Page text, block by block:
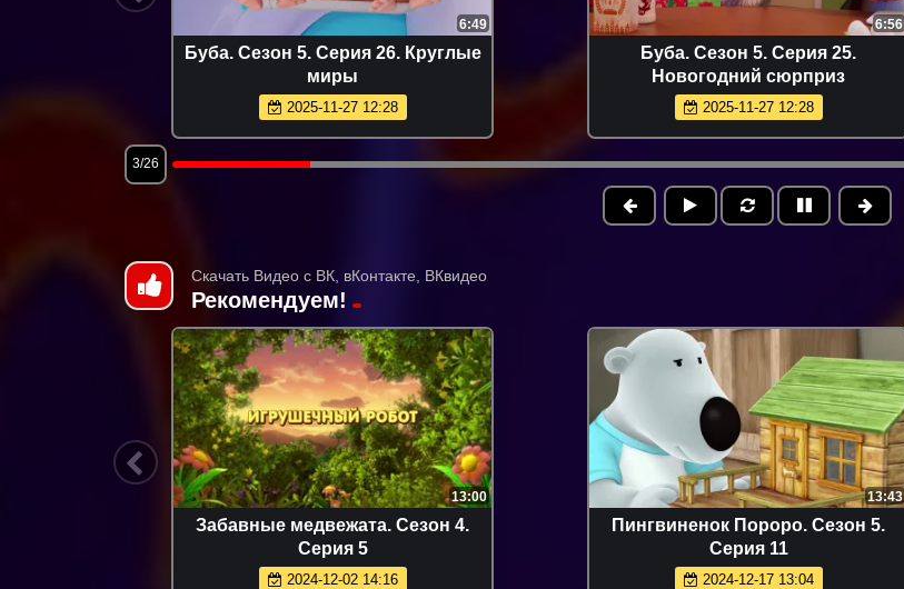
6:49
Буба. Сезон 5. Серия 26. Круглые
миры
2025-11-27 12:28
6:56
Буба. Сезон 5. Серия 25.
Новогодний сюрприз
2025-11-27 12:28
3/26
Скачать Видео с ВК, вКонтакте, ВКвидео
Рекомендуем!
13:00
Забавные медвежата. Сезон 4.
Серия 5
2024-12-02 14:16
13:43
Пингвиненок Пороро. Сезон 5.
Серия 11
2024-12-17 13:04